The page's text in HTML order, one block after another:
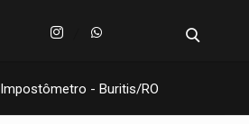
Impostômetro - Buritis/RO